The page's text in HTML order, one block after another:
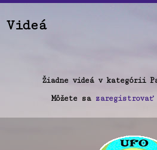
Videá
Žiadne videá v kategórii
Môžete sa zaregistrovať